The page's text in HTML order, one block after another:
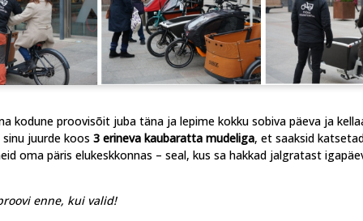
Me loodame, et te naudite meie kodulehest ja nendest
kargorataste kohta! Aitame sind hea meelega!
kodune proovisõit juba täna ja lepime kokku sobiva päeva ja
juurde koos 3 erineva kaubaratta mudeliga, et saaksid
oma päris elukeskkonnas – seal, kus sa hakkad jalgratast
enne, kui valid!